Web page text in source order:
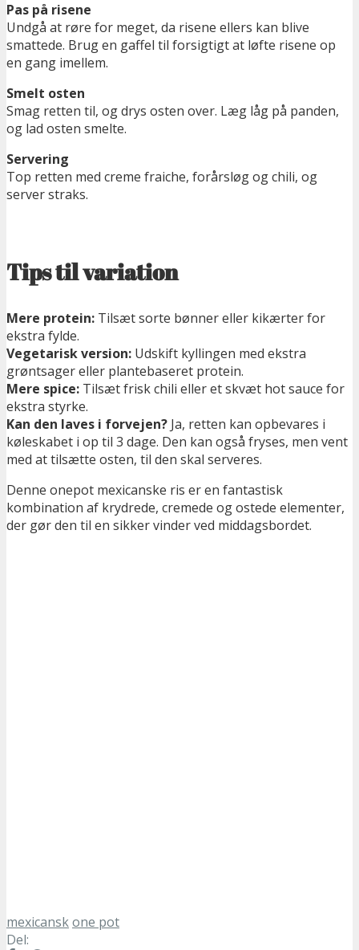
Pas på risene
Undgå at røre for meget, da risene ellers kan blive
smattede. Brug en gaffel til forsigtigt at løfte risene op
en gang imellem.
Smelt osten
Smag retten til, og drys osten over. Læg låg på panden,
og lad osten smelte.
Servering
Top retten med creme fraiche, forårsløg og chili, og
server straks.
Tips til variation
Mere protein: Tilsæt sorte bønner eller kikærter for
ekstra fylde.
Vegetarisk version: Udskift kyllingen med ekstra
grøntsager eller plantebaseret protein.
Mere spice: Tilsæt frisk chili eller et skvæt hot sauce for
ekstra styrke.
Kan den laves i forvejen? Ja, retten kan opbevares i
køleskabet i op til 3 dage. Den kan også fryses, men vent
med at tilsætte osten, til den skal serveres.
Denne onepot mexicanske ris er en fantastisk
kombination af krydrede, cremede og ostede elementer,
der gør den til en sikker vinder ved middagsbordet.
mexicanskone pot
Del: